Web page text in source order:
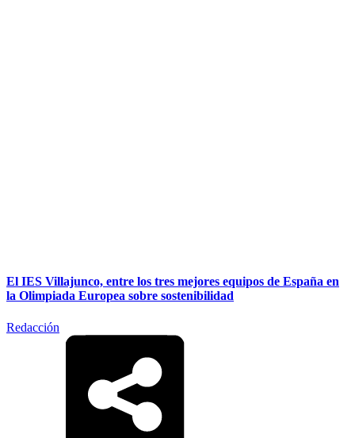
El IES Villajunco, entre los tres mejores equipos de España en
la Olimpiada Europea sobre sostenibilidad
Redacción